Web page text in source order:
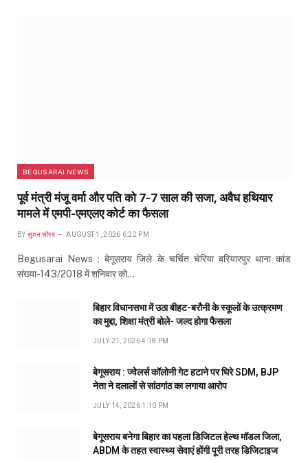
BEGUSARAI NEWS
पूर्व मंत्री मंजू वर्मा और पति को 7-7 साल की सजा, अवैध हथियार
मामले में एमपी-एमएलए कोर्ट का फैसला
BY सुमन सौरब AUGUST 1, 2026 6:22 PM
Begusarai News : बेगूसराय जिले के चर्चित चेरिया बरियारपुर थाना कांड
संख्या-143/2018 में शनिवार को…
बिहार विधानसभा में उठा बीहट-बरौनी के स्कूलों के उत्क्रमण
का मुद्दा, शिक्षा मंत्री बोले- जल्द होगा फैसला
JULY 21, 2026 4:18 PM
बेगूसराय : ज्वेलर्स कॉलोनी गेट हटाने पर घिरे SDM, BJP
नेता ने दलालों से सांठगांठ का लगाया आरोप
JULY 14, 2026 1:10 PM
बेगूसराय बनेगा बिहार का पहला डिजिटल हेल्थ मॉडल जिला,
ABDM के तहत स्वास्थ्य सेवाएं होंगी पूरी तरह डिजिटाइज